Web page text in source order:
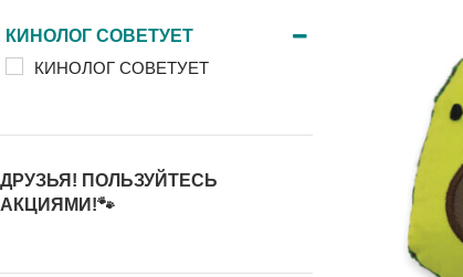
КИНОЛОГ СОВЕТУЕТ
КИНОЛОГ СОВЕТУЕТ
ДРУЗЬЯ! ПОЛЬЗУЙТЕСЬ
АКЦИЯМИ!🐾